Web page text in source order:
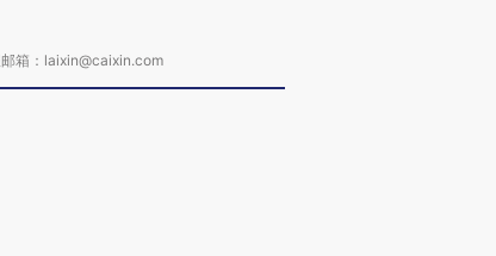
箱：laixin@caixin.com